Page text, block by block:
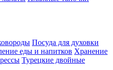
Посуда для духовки
еды и напитков Хранение
Турецкие двойные